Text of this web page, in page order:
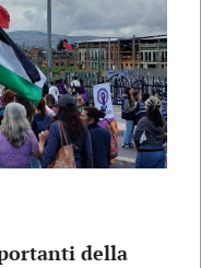
della